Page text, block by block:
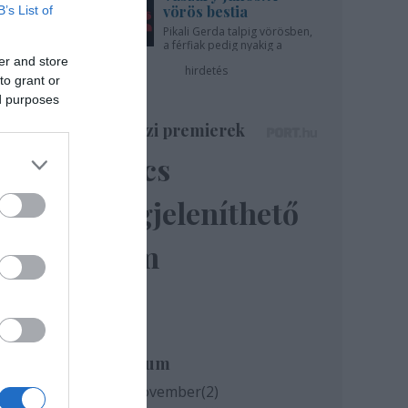
List of
and store
grant or
purposes
vörös bestia
Pikali Gerda talpig vörösben,
a férfiak pedig nyakig a
hirdetés
Színházi premierek
Nincs
megjeleníthető
elem
Archívum
2020 november(2)